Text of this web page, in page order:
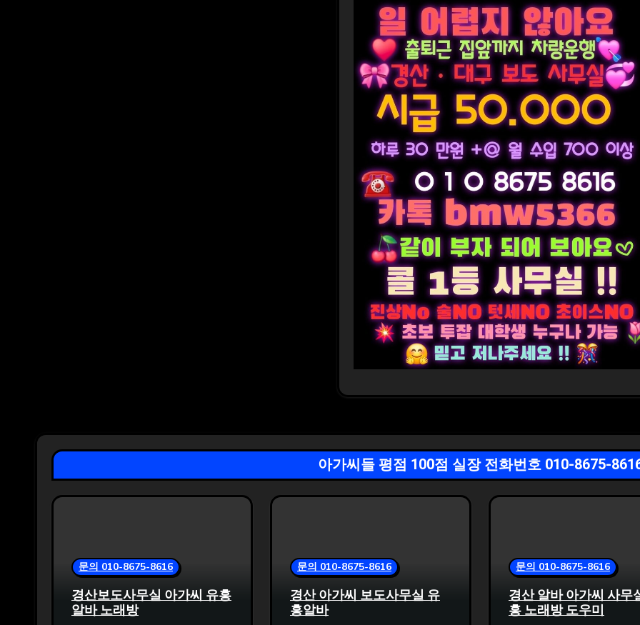
아가씨들 평점 100점 실장 전화번호 010-8675-
문의 010-8675-8616
경산보도사무실 아가씨 유흥
알바 노래방
문의 010-8675-8616
경산 아가씨 보도사무실 유
흥알바
문의 010-8675-8616
경산 알바 아가씨 사무
흥 노래방 도우미